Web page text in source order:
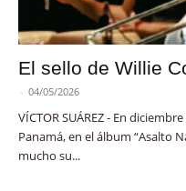
El sello de Willie
- 04/05/2026
VÍCTOR SUÁREZ - En
Panamá, en el álbum “Asalto
mucho su...